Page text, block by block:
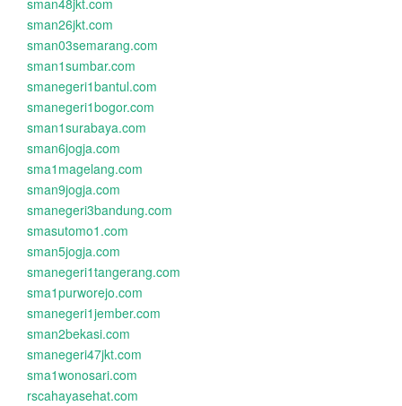
sman48jkt.com
sman26jkt.com
sman03semarang.com
sman1sumbar.com
smanegeri1bantul.com
smanegeri1bogor.com
sman1surabaya.com
sman6jogja.com
sma1magelang.com
sman9jogja.com
smanegeri3bandung.com
smasutomo1.com
sman5jogja.com
smanegeri1tangerang.com
sma1purworejo.com
smanegeri1jember.com
sman2bekasi.com
smanegeri47jkt.com
sma1wonosari.com
rscahayasehat.com